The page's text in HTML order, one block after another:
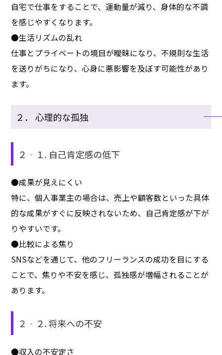
自宅で仕事をすることで、運動量が減り、身体的な不調
を感じやすくなります。
●生活リズムの乱れ
仕事とプライベートの境目が曖昧になり、不規則な生活
を送りがちになり、心身に悪影響を及ぼす可能性があり
ます。
２． 心理的な孤独
２‐１. 自己肯定感の低下
●成果が見えにくい
特に、個人事業主の場合は、売上や顧客数といった具体
的な成果がすぐに反映されないため、自己肯定感が下が
りやすいです。
●比較による焦り
SNSなどを通じて、他のフリーランスの成功を目にする
ことで、焦りや不安を感じ、孤独感が増幅されることが
あります。
２‐２. 将来への不安
●収入の不安定さ